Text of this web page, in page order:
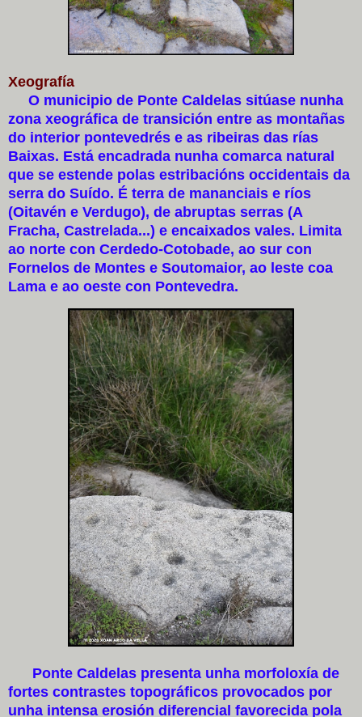
Xeografía
O municipio de Ponte Caldelas sitúase nunha
zona xeográfica de transición entre as montañas
do interior pontevedrés e as ribeiras das rías
Baixas. Está encadrada nunha comarca natural
que se estende polas estribacións occidentais da
serra do Suído. É terra de mananciais e ríos
(Oitavén e Verdugo), de abruptas serras (A
Fracha, Castrelada...) e encaixados vales. Limita
ao norte con Cerdedo-Cotobade, ao sur con
Fornelos de Montes e Soutomaior, ao leste coa
Lama e ao oeste con Pontevedra.
Ponte Caldelas presenta unha morfoloxía de
fortes contrastes topográficos provocados por
unha intensa erosión diferencial favorecida pola